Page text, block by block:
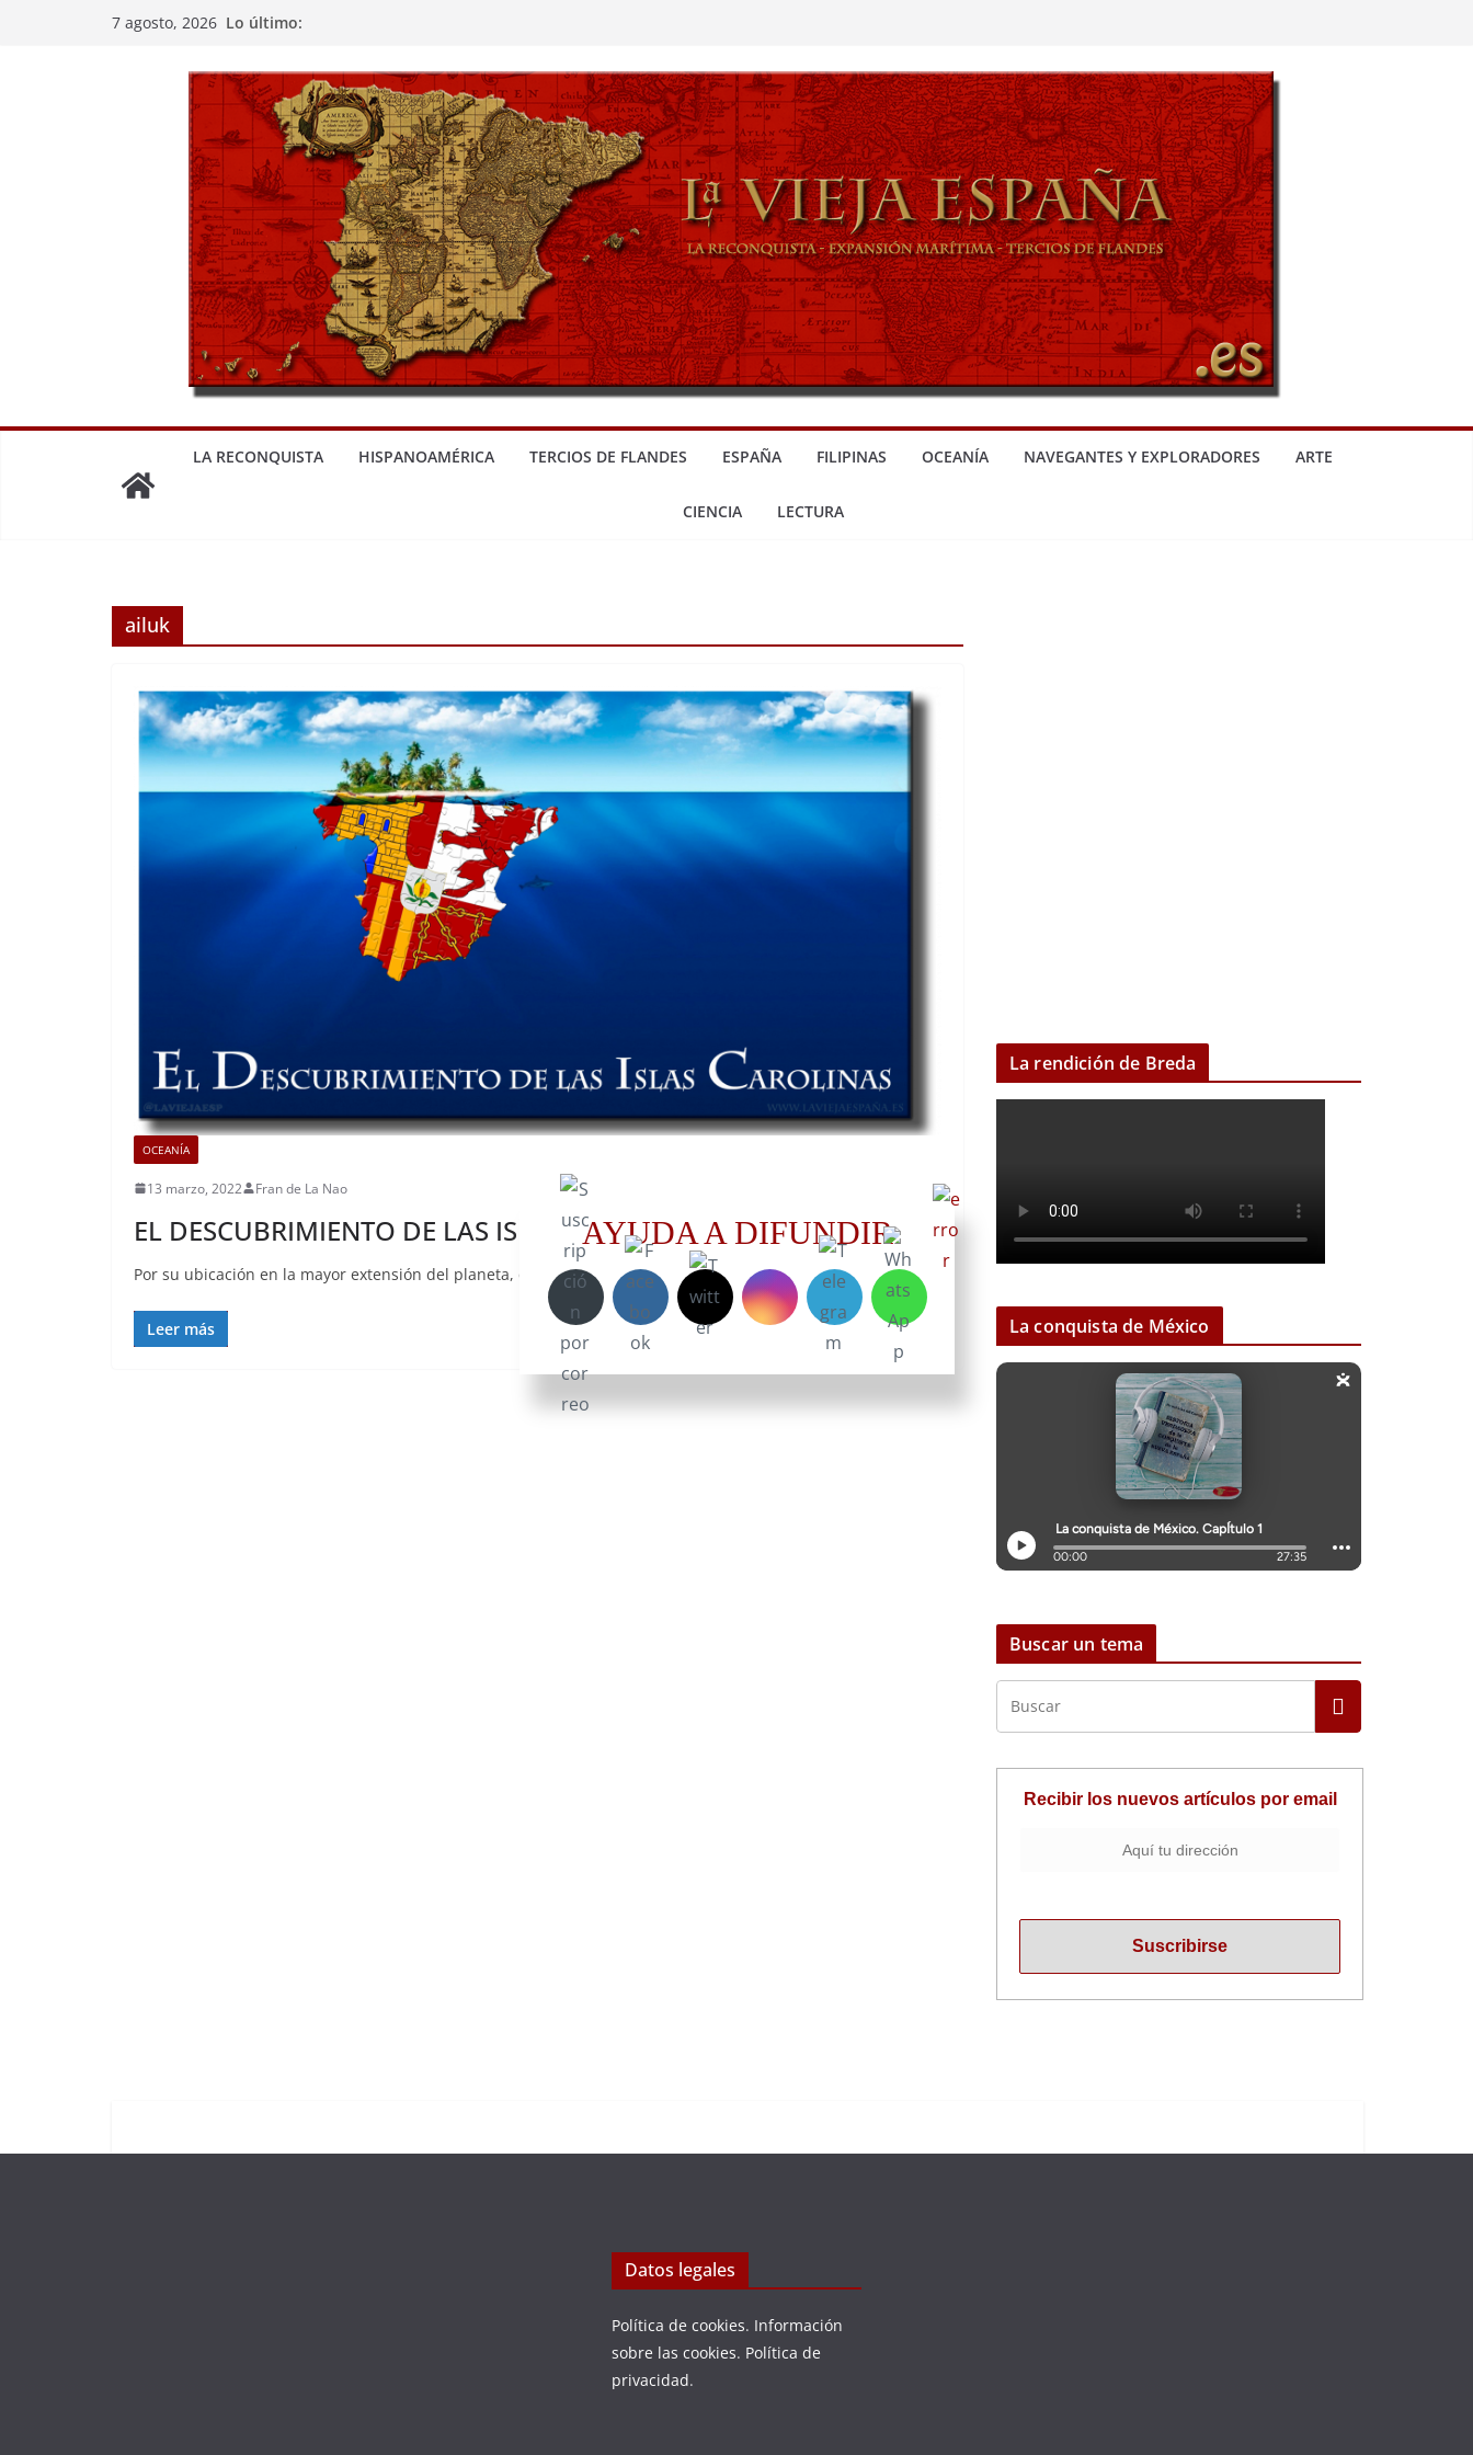
7 agosto, 2026 Lo último:
LA RECONQUISTA HISPANOAMÉRICA TERCIOS DE FLANDES ESPAÑA FILIPINAS OCEANÍA NAVEGANTES Y EXPLORADORES ARTE
CIENCIA LECTURA
ailuk
OCEANÍA
13 marzo, 2022 Fran de La Nao
EL DESCUBRIMIENTO DE LAS ISLAS CAROLINAS
Por su ubicación en la mayor extensión del planeta, que es el océano Pacífico y la gran cantidad de islas
Leer más
La rendición de Breda
La conquista de México
Buscar un tema
Recibir los nuevos artículos por email
Datos legales
Política de cookies. Información
sobre las cookies. Política de
privacidad.
AYUDA A DIFUNDIR